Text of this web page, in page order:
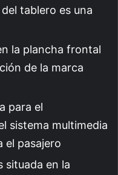
tablero es una
la plancha frontal
de la marca
para el
sistema multimedia
el pasajero
situada en la